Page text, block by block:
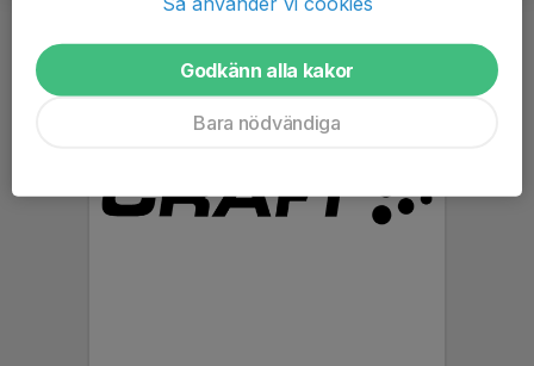
Godkänn alla kakor
Bara nödvändiga